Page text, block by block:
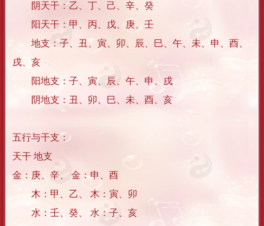
阴天干：乙、丁、己、辛、癸
阳天干：甲、丙、戊、庚、壬
地支：子、丑、寅、卯、辰、巳、午、未、申、酉、
戌、亥
阳地支：子、寅、辰、午、申、戌
阴地支：丑、卯、巳、未、酉、亥
五行与干支：
天干 地支
金：庚、辛、 金：申、酉
木：甲、乙、 木：寅、卯
水：壬、癸、 水：子、亥